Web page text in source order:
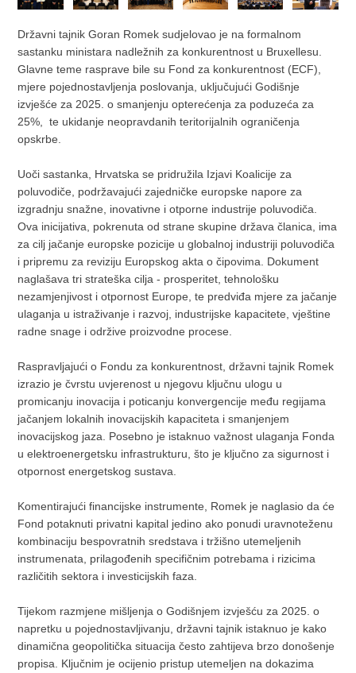
Državni tajnik Goran Romek sudjelovao je na formalnom
sastanku ministara nadležnih za konkurentnost u Bruxellesu.
Glavne teme rasprave bile su Fond za konkurentnost (ECF),
mjere pojednostavljenja poslovanja, uključujući Godišnje
izvješće za 2025. o smanjenju opterećenja za poduzeća za
25%, te ukidanje neopravdanih teritorijalnih ograničenja
opskrbe.
Uoči sastanka, Hrvatska se pridružila Izjavi Koalicije za
poluvodiče, podržavajući zajedničke europske napore za
izgradnju snažne, inovativne i otporne industrije poluvodiča.
Ova inicijativa, pokrenuta od strane skupine država članica, ima
za cilj jačanje europske pozicije u globalnoj industriji poluvodiča
i pripremu za reviziju Europskog akta o čipovima. Dokument
naglašava tri strateška cilja - prosperitet, tehnološku
nezamjenjivost i otpornost Europe, te predviđa mjere za jačanje
ulaganja u istraživanje i razvoj, industrijske kapacitete, vještine
radne snage i održive proizvodne procese.
Raspravljajući o Fondu za konkurentnost, državni tajnik Romek
izrazio je čvrstu uvjerenost u njegovu ključnu ulogu u
promicanju inovacija i poticanju konvergencije među regijama
jačanjem lokalnih inovacijskih kapaciteta i smanjenjem
inovacijskog jaza. Posebno je istaknuo važnost ulaganja Fonda
u elektroenergetsku infrastrukturu, što je ključno za sigurnost i
otpornost energetskog sustava.
Komentirajući financijske instrumente, Romek je naglasio da će
Fond potaknuti privatni kapital jedino ako ponudi uravnoteženu
kombinaciju bespovratnih sredstava i tržišno utemeljenih
instrumenata, prilagođenih specifičnim potrebama i rizicima
različitih sektora i investicijskih faza.
Tijekom razmjene mišljenja o Godišnjem izvješću za 2025. o
napretku u pojednostavljivanju, državni tajnik istaknuo je kako
dinamična geopolitička situacija često zahtijeva brzo donošenje
propisa. Ključnim je ocijenio pristup utemeljen na dokazima